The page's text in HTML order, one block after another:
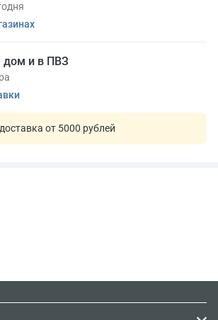
дом и в ПВЗ
от 5000 рублей